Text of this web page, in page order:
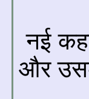
नई
और